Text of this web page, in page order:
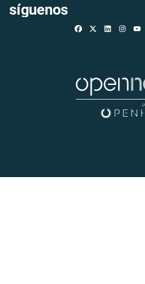
síguenos
FacebookLinkedin